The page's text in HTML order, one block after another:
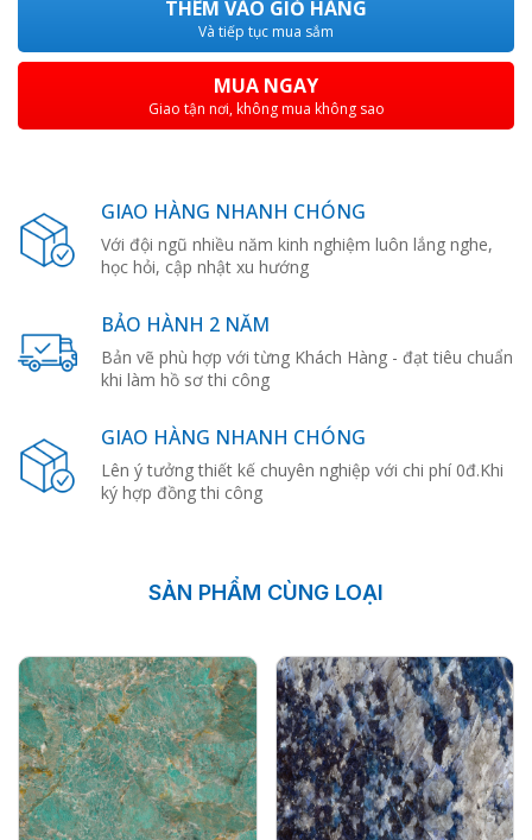
THÊM VÀO GIỎ HÀNG
Và tiếp tục mua sắm
MUA NGAY
Giao tận nơi, không mua không sao
GIAO HÀNG NHANH CHÓNG
Với đội ngũ nhiều năm kinh nghiệm luôn lắng nghe,
học hỏi, cập nhật xu hướng
BẢO HÀNH 2 NĂM
Bản vẽ phù hợp với từng Khách Hàng - đạt tiêu chuẩn
khi làm hồ sơ thi công
GIAO HÀNG NHANH CHÓNG
Lên ý tưởng thiết kế chuyên nghiệp với chi phí 0đ.Khi
ký hợp đồng thi công
SẢN PHẨM CÙNG LOẠI